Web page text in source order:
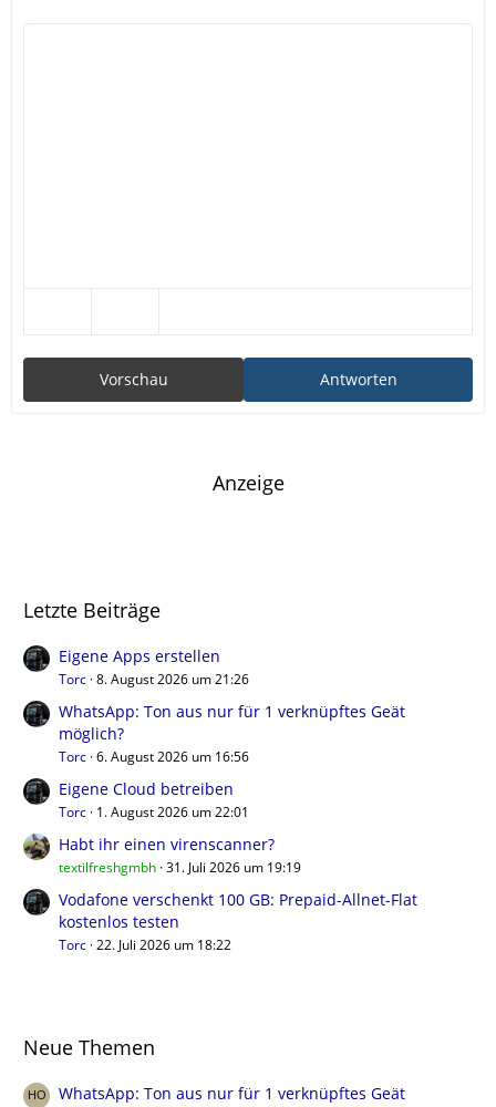
Antworten
Vorschau
Anzeige
Letzte Beiträge
Eigene Apps erstellen
Torc 8. August 2026 um 21:26
WhatsApp: Ton aus nur für 1 verknüpftes Geät
möglich?
Torc 6. August 2026 um 16:56
Eigene Cloud betreiben
Torc 1. August 2026 um 22:01
Habt ihr einen virenscanner?
textilfreshgmbh 31. Juli 2026 um 19:19
Vodafone verschenkt 100 GB: Prepaid-Allnet-Flat
kostenlos testen
Torc 22. Juli 2026 um 18:22
Neue Themen
WhatsApp: Ton aus nur für 1 verknüpftes Geät